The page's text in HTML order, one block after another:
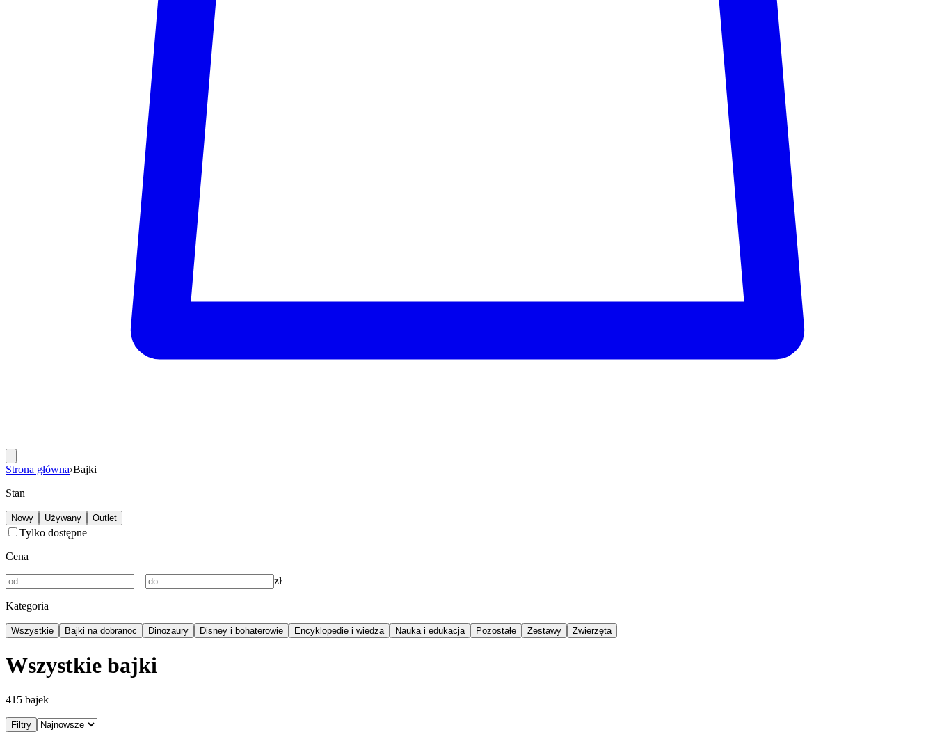
Strona główna›Bajki
Stan
Nowy Używany Outlet
Tylko dostępne
Cena
— zł
Kategoria
Wszystkie Bajki na dobranoc Dinozaury Disney i bohaterowie Encyklopedie i wiedza Nauka i edukacja Pozostałe Zestawy Zwierzęta
Wszystkie bajki
415 bajek
Filtry